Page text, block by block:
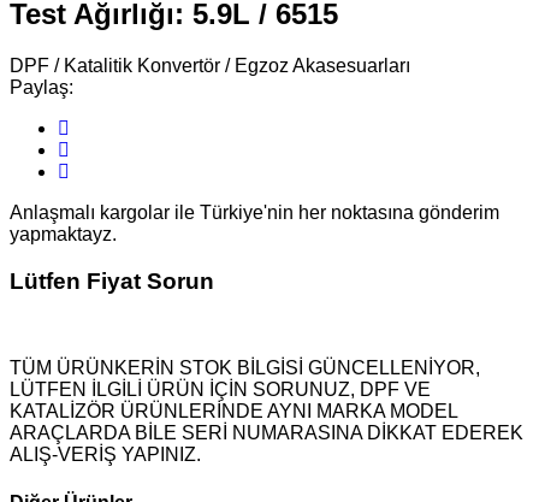
Test Ağırlığı: 5.9L / 6515
DPF / Katalitik Konvertör / Egzoz Akasesuarları
Paylaş:
Anlaşmalı kargolar ile Türkiye'nin her noktasına gönderim
yapmaktayz.
Lütfen Fiyat Sorun
TÜM ÜRÜNKERİN STOK BİLGİSİ GÜNCELLENİYOR,
LÜTFEN İLGİLİ ÜRÜN İÇİN SORUNUZ, DPF VE
KATALİZÖR ÜRÜNLERİNDE AYNI MARKA MODEL
ARAÇLARDA BİLE SERİ NUMARASINA DİKKAT EDEREK
ALIŞ-VERİŞ YAPINIZ.